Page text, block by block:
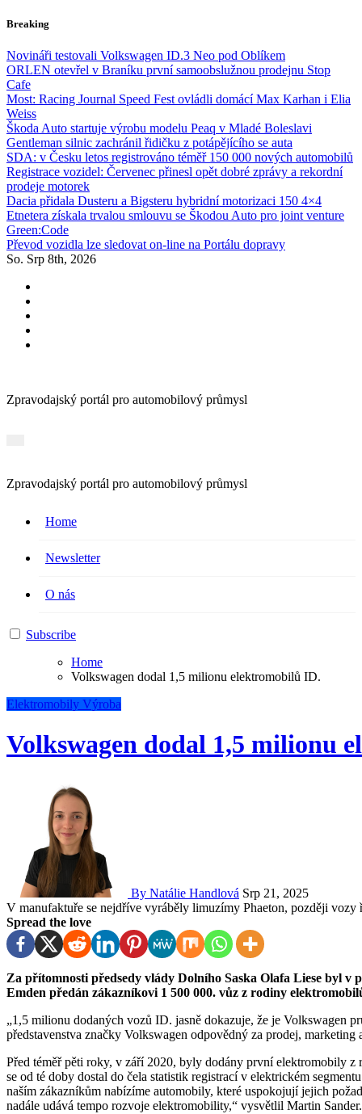
Skip
content
Breaking
Novináři testovali Volkswagen ID.3 Neo pod Oblíkem
ORLEN otevřel v Braníku první samoobslužnou prodejnu Stop
Cafe
Most: Racing Journal Speed Fest ovládli domácí Max Karhan i Elia
Weiss
Škoda Auto startuje výrobu modelu Peaq v Mladé Boleslavi
Gentleman silnic zachránil řidičku z potápějícího se auta
SDA: v Česku letos registrováno téměř 150 000 nových automobilů
Registrace vozidel: Červenec přinesl opět dobré zprávy a rekordní
prodeje motorek
Dacia přidala Dusteru a Bigsteru hybridní motorizaci 150 4×4
Etnetera získala trvalou smlouvu se Škodou Auto pro joint venture
Green:Code
Převod vozidla lze sledovat on-line na Portálu dopravy
So. Srp 8th, 2026
Zpravodajský portál pro automobilový průmysl
Zpravodajský portál pro automobilový průmysl
Home
Newsletter
O nás
Subscribe
Home
Volkswagen dodal 1,5 milionu elektromobilů ID.
Elektromobily Výroba
Volkswagen dodal 1,5 milionu
By Natálie Handlová Srp 21, 2025
V manufaktuře se nejdříve vyráběly limuzímy Phaeton, později vozy
Spread the love
Za přítomnosti předsedy vlády Dolního Saska Olafa Liese byl v pátek 15. srpna 2025 ve výrobním závodě Volkswagen
Emden předán zákazníkovi 1 500 000. vůz z rodiny
„1,5 milionu dodaných vozů ID. jasně dokazuje, že je Volkswagen
představenstva značky Volkswagen odpovědný za prodej, marketing
Před téměř pěti roky, v září 2020, byly dodány první elektromobily
se od té doby dostal do čela statistik registrací v elektrickém
naším zákazníkům nabízíme automobily, které uspokojují jejich
nadále udává tempo rozvoje elektromobility,“ vysvětlil Martin Sander.